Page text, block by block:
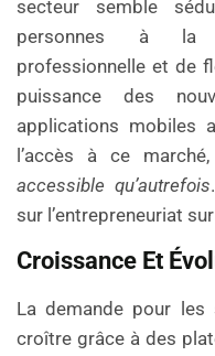
secteur semble
personnes à la
professionnelle et de
puissance des
applications mobiles
l’accès à ce
accessible qu’autrefois
sur l’entrepreneuriat
Croissance Et
La demande pour les
croître grâce à des